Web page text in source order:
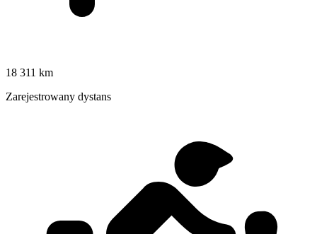
18 311 km
Zarejestrowany dystans